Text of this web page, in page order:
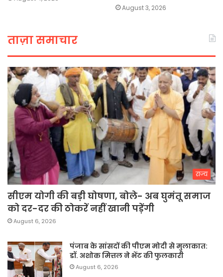
August 3, 2026
ताज़ा समाचार
राज्य
सीएम योगी की बड़ी घोषणा, बोले- अब घुमंतू समाज
को दर-दर की ठोकरें नहीं खानी पड़ेंगी
August 6, 2026
पंजाब के सांसदों की पीएम मोदी से मुलाकात:
डॉ. अशोक मित्तल ने भेंट की फुलकारी
August 6, 2026